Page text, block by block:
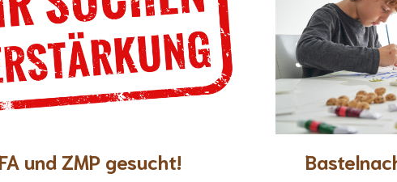
und ZMP gesucht!